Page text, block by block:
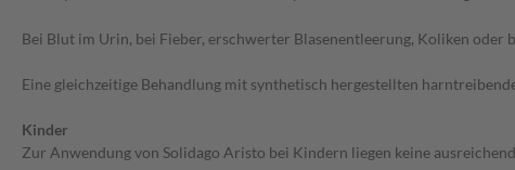
Bei Blut im Urin, bei Fieber, erschwerter Blasenentleerung, Koliken oder
Eine gleichzeitige Behandlung mit synthetisch hergestellten
Kinder
Zur Anwendung von Solidago Aristo bei Kindern liegen keine